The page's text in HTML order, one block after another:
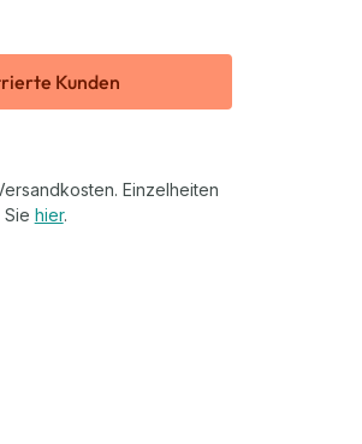
Kunden
Einzelheiten
hier.